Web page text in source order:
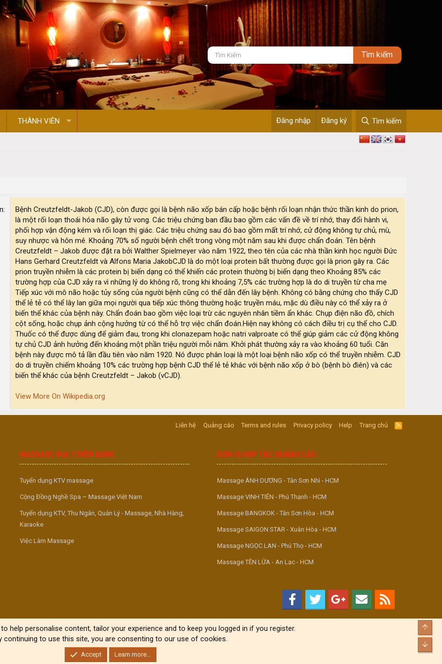
THÀNH VIÊN Đăng nhập Đăng ký Tìm kiếm
Bệnh Creutzfeldt-Jakob (CJD), còn được gọi là bệnh não xốp bán cấp hoặc bệnh rối loạn nhận thức thần kinh do prion,
là một rối loạn thoái hóa não gây tử vong. Các triệu chứng ban đầu bao gồm các vấn đề về trí nhớ, thay đổi hành vi,
phối hợp vận động kém và rối loạn thị giác. Các triệu chứng sau đó bao gồm mất trí nhớ, cử động không tự chủ, mù,
suy nhược và hôn mê. Khoảng 70% số người bệnh chết trong vòng một năm sau khi được chẩn đoán. Tên bệnh
Creutzfeldt – Jakob được đặt ra bởi Walther Spielmeyer vào năm 1922, theo tên của các nhà thần kinh học người Đức
Hans Gerhard Creutzfeldt và Alfons Maria JakobCJD là do một loại protein bất thường được gọi là prion gây ra. Các
prion truyền nhiễm là các protein bị biến dạng có thể khiến các protein thường bị biến dạng theo Khoảng 85% các
trường hợp của CJD xảy ra vì những lý do không rõ, trong khi khoảng 7,5% các trường hợp là do di truyền từ cha mẹ
Tiếp xúc với mô não hoặc tủy sống của người bệnh cũng có thể dẫn đến lây bệnh. Không có bằng chứng cho thấy CJD
thể lẻ tẻ có thể lây lan giữa mọi người qua tiếp xúc thông thường hoặc truyền máu, mặc dù điều này có thể xảy ra ở
biến thể khác của bệnh này. Chẩn đoán bao gồm việc loại trừ các nguyên nhân tiềm ẩn khác. Chụp điện não đồ, chích
cột sống, hoặc chụp ảnh cộng hưởng từ có thể hỗ trợ việc chẩn đoán.Hiện nay không có cách điều trị cụ thể cho CJD.
Thuốc có thể được dùng để giảm đau, trong khi clonazepam hoặc natri valproate có thể giúp giảm các cử động không
tự chủ CJD ảnh hưởng đến khoảng một phần triệu người mỗi năm. Khởi phát thường xảy ra vào khoảng 60 tuổi. Căn
bệnh này được mô tả lần đầu tiên vào năm 1920. Nó được phân loại là một loại bệnh não xốp có thể truyền nhiễm. CJD
do di truyền chiếm khoảng 10% các trường hợp bệnh CJD thể lẻ tẻ khác với bệnh não xốp ở bò (bệnh bò điên) và các
biến thể khác của bệnh Creutzfeldt – Jakob (vCJD).
View More On Wikipedia.org
Liên hệ Quảng cáo Terms and rules Privacy policy Help Trang chủ
R
S
MASSAGE VUA TUYỂN DỤNG
Tuyển dụng KTV massage
Cộng Đồng Nghề Spa – Massage Việt Nam
Tuyển dụng KTV, Thu Ngân, Quản Lý - Massage, Nhà Hàng,
Karaoke
Việc Làm Massage
ĐƠN VỊ HỢP TÁC QUẢNG CÁO
Massage ÁNH DƯƠNG - Tân Sơn Nhì - HCM
Massage VINH TIÊN - Phú Thạnh - HCM
Massage BANGKOK - Tân Sơn Hòa - HCM
Massage SAIGON STAR - Xuân Hòa - HCM
Massage NGỌC LAN - Phú Thọ - HCM
Massage TÊN LỬA - An Lạc - HCM
help personalise content, tailor your experience and to keep you logged in if you register.
continuing to use this site, you are consenting to our use of cookies.
Accept Learn more...
Top